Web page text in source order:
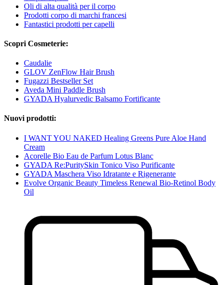
Oli di alta qualità per il corpo
Prodotti corpo di marchi francesi
Fantastici prodotti per capelli
Scopri Cosmeterie:
Caudalie
GLOV ZenFlow Hair Brush
Fugazzi Bestseller Set
Aveda Mini Paddle Brush
GYADA Hyalurvedic Balsamo Fortificante
Nuovi prodotti:
I WANT YOU NAKED Healing Greens Pure Aloe Hand
Cream
Acorelle Bio Eau de Parfum Lotus Blanc
GYADA Re:PuritySkin Tonico Viso Purificante
GYADA Maschera Viso Idratante e Rigenerante
Evolve Organic Beauty Timeless Renewal Bio-Retinol Body
Oil